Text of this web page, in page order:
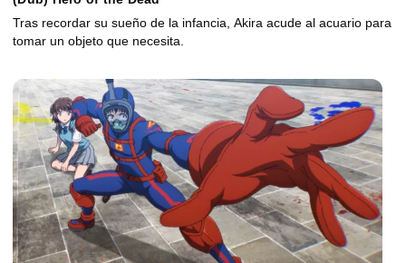
Tras recordar su sueño de la infancia, Akira acude al acuario para
tomar un objeto que necesita.